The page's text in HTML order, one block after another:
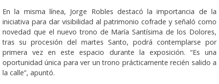
En la misma línea, Jorge Robles destacó la importancia de la
iniciativa para dar visibilidad al patrimonio cofrade y señaló como
novedad que el nuevo trono de María Santísima de los Dolores,
tras su procesión del martes Santo, podrá contemplarse por
primera vez en este espacio durante la exposición. “Es una
oportunidad única para ver un trono prácticamente recién salido a
la calle”, apuntó.